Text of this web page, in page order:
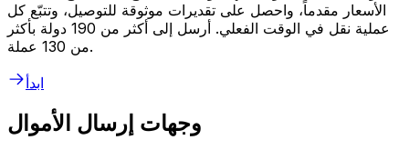
الأسعار مقدماً، واحصل على تقديرات موثوقة للتوصيل، وتتبّع كل
عملية نقل في الوقت الفعلي. أرسل إلى أكثر من 190 دولة بأكثر
من 130 عملة.
ابدأ
وجهات إرسال الأموال